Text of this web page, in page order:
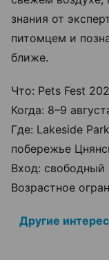
знания от
питомцем и
ближе.
Что: Pets Fest
Когда: 8–9
Где: Lakeside
побережье
Вход: свободный
Возрастное
Другие